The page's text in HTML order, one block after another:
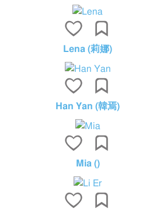
Lena (莉娜)
Han Yan (韓焉)
Mia ()